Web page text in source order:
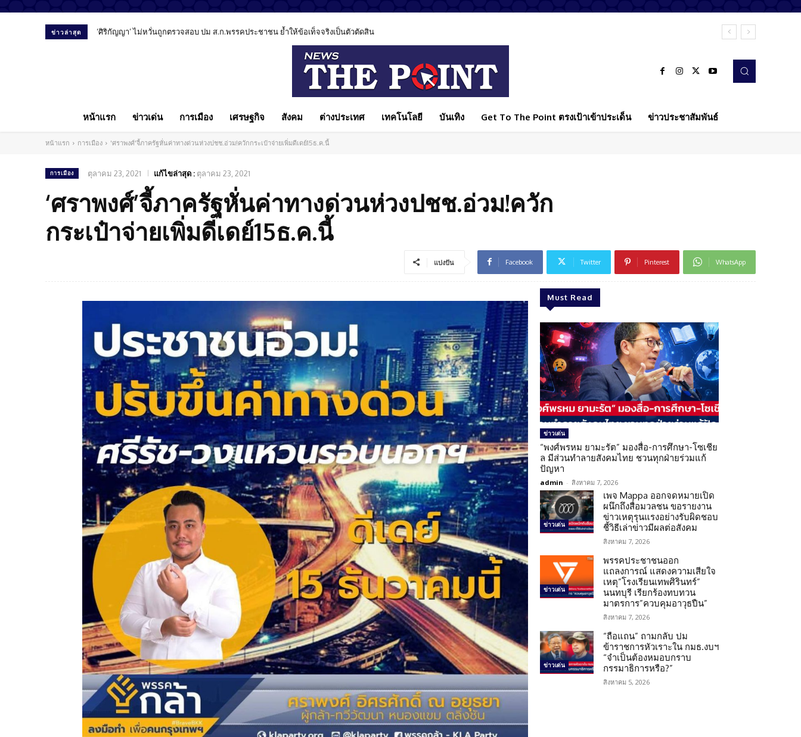
ข่าวล่าสุด ‘ศิริกัญญา’ ไม่หวั่นถูกตรวจสอบ ปม ส.ก.พรรคประชาชน ย้ำให้ข้อเท็จจริงเป็นตัวตัดสิน
หน้าแรก ข่าวเด่น การเมือง เศรษฐกิจ สังคม ต่างประเทศ เทคโนโลยี บันเทิง Get To The Point ตรงเป้าเข้าประเด็น ข่าวประชาสัมพันธ์
หน้าแรก การเมือง 'ศราพงศ์'จี้ภาครัฐหั่นค่าทางด่วนห่วงปชช.อ่วม!ควักกระเป๋าจ่ายเพิ่มดีเดย์15ธ.ค.นี้
การเมือง ตุลาคม 23, 2021 แก้ไขล่าสุด : ตุลาคม 23, 2021
‘ศราพงศ์’จี้ภาครัฐหั่นค่าทางด่วนห่วงปชช.อ่วม!ควัก
กระเป๋าจ่ายเพิ่มดีเดย์15ธ.ค.นี้
แบ่งปัน Facebook Twitter Pinterest WhatsApp
Must Read
ข่าวเด่น
“พงศ์พรหม ยามะรัต” มองสื่อ-การศึกษา-โซเชีย
ล มีส่วนทำลายสังคมไทย ชวนทุกฝ่ายร่วมแก้
ปัญหา
admin - สิงหาคม 7, 2026
ข่าวเด่น
เพจ Mappa ออกจดหมายเปิด
ผนึกถึงสื่อมวลชน ขอรายงาน
ข่าวเหตุรุนแรงอย่างรับผิดชอบ
ชี้วิธีเล่าข่าวมีผลต่อสังคม
สิงหาคม 7, 2026
ข่าวเด่น
พรรคประชาชนออก
แถลงการณ์ แสดงความเสียใจ
เหตุ”โรงเรียนเทพศิรินทร์”
นนทบุรี เรียกร้องทบทวน
มาตรการ”ควบคุมอาวุธปืน”
สิงหาคม 7, 2026
ข่าวเด่น
“ถือแถน” ถามกลับ ปม
ข้าราชการหัวเราะใน กมธ.งบฯ
“จำเป็นต้องหมอบกราบ
กรรมาธิการหรือ?”
สิงหาคม 5, 2026